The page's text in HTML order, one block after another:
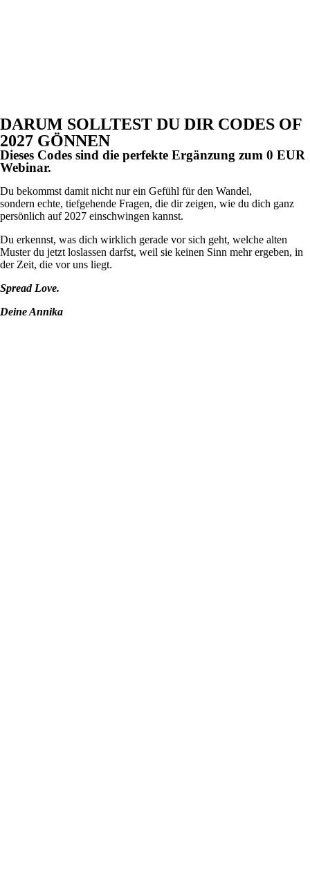
DARUM SOLLTEST DU DIR CODES OF
2027 GÖNNEN
Dieses Codes sind die perfekte Ergänzung zum 0 EUR
Webinar.
Du bekommst damit nicht nur ein Gefühl für den Wandel,
sondern echte, tiefgehende Fragen, die dir zeigen, wie du dich ganz
persönlich auf 2027 einschwingen kannst.
Du erkennst, was dich wirklich gerade vor sich geht, welche alten
Muster du jetzt loslassen darfst, weil sie keinen Sinn mehr ergeben, in
der Zeit, die vor uns liegt.
Spread Love.
Deine Annika